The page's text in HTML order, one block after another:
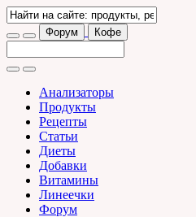
Форум Кофе
Анализаторы
Продукты
Рецепты
Статьи
Диеты
Добавки
Витамины
Линеечки
Форум